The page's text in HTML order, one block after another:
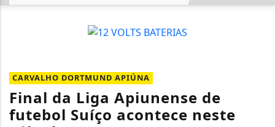
CARVALHO DORTMUND APIÚNA
Final da Liga Apiunense de
futebol Suíço acontece neste